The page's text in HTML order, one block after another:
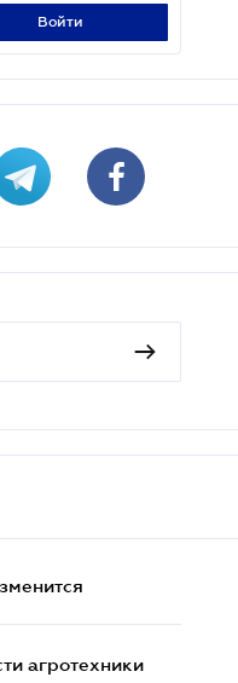
войти
агротехники